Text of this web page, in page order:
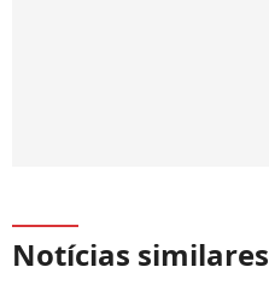
Notícias similares